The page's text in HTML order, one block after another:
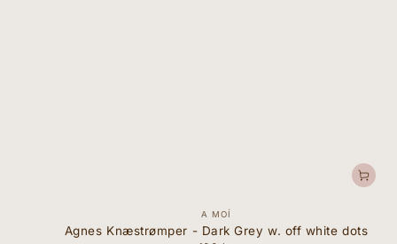
Forhandler:
A MOÍ
Agnes Knæstrømper - Dark Grey w. off white dots